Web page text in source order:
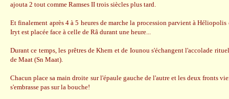
ajouta 2 tout comme Ramses II trois siècles plus tard.
Et finalement après 4 à 5 heures de marche la procession parvient à
Iryt est placée face à celle de Râ durant une heure...
Durant ce temps, les prêtres de Khem et de Iounou s'échangent l'accolade
de Maat (Sn Maat).
Chacun place sa main droite sur l'épaule gauche de l'autre et les deux fronts
s'embrasse pas sur la bouche!